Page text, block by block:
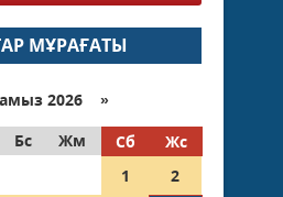
МҰРАҒАТЫ
2026 »
Бс Жм Сб
Жс
1
2